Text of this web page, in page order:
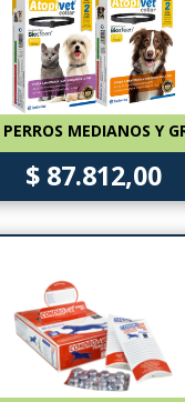
MEDIANOS Y
$ 87.812,00